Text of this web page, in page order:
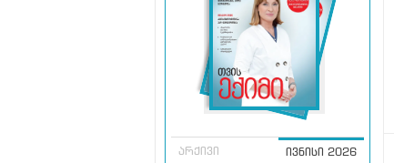
არქივი ივნისი 2026